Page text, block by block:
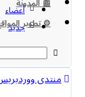
⚙️ تطوير المواقع
أعضاء
جديد
منتدى ووردبريس